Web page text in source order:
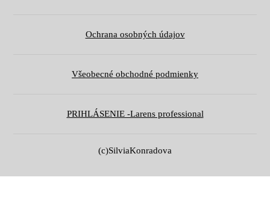
Ochrana osobných údajov
Všeobecné obchodné podmienky
PRIHLÁSENIE -Larens professional
(c)SilviaKonradova